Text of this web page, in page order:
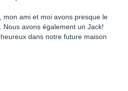
ami et moi avons presque le
avons également un Jack!
dans notre future maison